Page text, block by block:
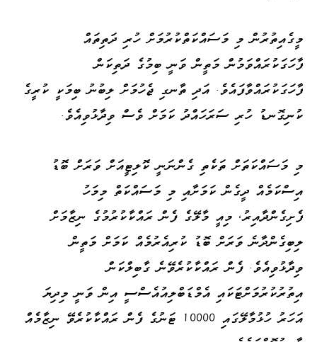
މީގެއިތުރުން މި މަސައްކަތްކުރުމަށް ހުރި ދަތިތައް
ފާހަގަކުރައްވަމުން މަތީން ވަނީ ބިމުގެ ދަތިކަން
ފާހަގަކުރައްވާފައެވެ. އަދި ތާނގި ޖެހުމަށް ލިބުނު ބިމަކީ ކުރީގެ
ކުނިގޮނޑު ހުރި ސަރަހައްދު ކަމަށް ވެސް ވިދާޅުވިއެވެ.
މި މަސައްކަތަށް ތަކެތި ގެންނަނީ ކޮލިޓީއަށް ވަރަށް ބޮޑު
އިސްކަމެއް ދީގެން ކަމަށާއި މި މަސައްކަތް މިމަހު
ފެށިގެންދާއިރު، މިއީ މާލޭގެ ފެން ރައްކާކުރުމުގެ ނިޒާމަށް
ލިބިގެންދާނެ ވަރަށް ބޮޑު ކުރިއެރުމެއް ކަމަށް މަތީން
ވިދާޅުވިއެވެ. ފެން ރައްކާކުރެވޭނެ ގާބިލްކަން
އިތުރުކުރުމަށްޓަކައި އެމްޑަބްލިއުއެސްސީ އިން ވަނީ މިދިޔަ
އަހަރު ހުޅުމާލޭގައި 10000 ޓަނުގެ ފެން ރައްކާކުރެވޭ ނިޒާމެއް